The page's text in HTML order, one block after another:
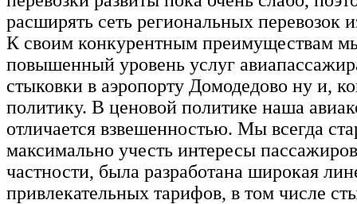
расширять сеть региональных перевозок
К своим конкурентным преимуществам
повышенный уровень услуг
стыковки в аэропорту Домодедово ну и,
политику. В ценовой политике наша
отличается взвешенностью. Мы всегда
максимально учесть интересы
частности, была разработана широкая
привлекательных тарифов, в том числе